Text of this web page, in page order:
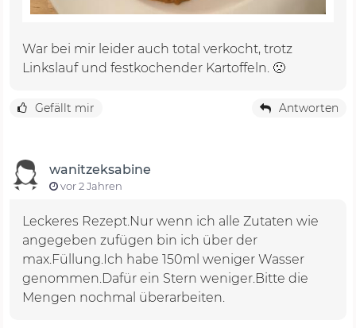
War bei mir leider auch total verkocht, trotz
Linkslauf und festkochender Kartoffeln. 🙁
Gefällt mir Antworten
wanitzeksabine
vor 2 Jahren
Leckeres Rezept.Nur wenn ich alle Zutaten wie
angegeben zufügen bin ich über der
max.Füllung.Ich habe 150ml weniger Wasser
genommen.Dafür ein Stern weniger.Bitte die
Mengen nochmal überarbeiten.